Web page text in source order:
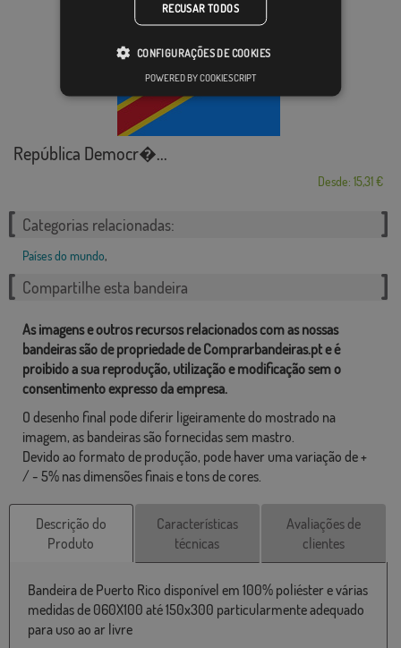
República Democr�...
Desde: 15,31 €
Categorias relacionadas:
Países do mundo,
Compartilhe esta bandeira
As imagens e outros recursos relacionados com as nossas
bandeiras são de propriedade de Comprarbandeiras.pt e é
proibido a sua reprodução, utilização e modificação sem o
consentimento expresso da empresa.
O desenho final pode diferir ligeiramente do mostrado na
imagem, as bandeiras são fornecidas sem mastro.
Devido ao formato de produção, pode haver uma variação de +
/ - 5% nas dimensões finais e tons de cores.
Descrição do
Produto
Características
técnicas
Avaliações de
clientes
Bandeira de Puerto Rico disponível em 100% poliéster e várias
medidas de 060X100 até 150x300 particularmente adequado
para uso ao ar livre
RECUSAR TODOS
CONFIGURAÇÕES DE COOKIES
POWERED BY COOKIESCRIPT